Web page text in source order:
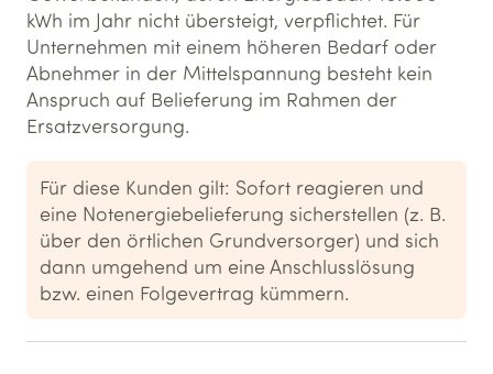
kWh im Jahr nicht übersteigt, verpflichtet. Für
Unternehmen mit einem höheren Bedarf oder
Abnehmer in der Mittelspannung besteht kein
Anspruch auf Belieferung im Rahmen der
Ersatzversorgung.
Für diese Kunden gilt: Sofort reagieren und
eine Notenergiebelieferung sicherstellen (z. B.
über den örtlichen Grundversorger) und sich
dann umgehend um eine Anschlusslösung
bzw. einen Folgevertrag kümmern.